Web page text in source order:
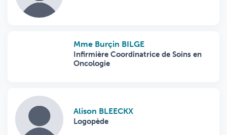
Mme Burçin BILGE
Infirmière Coordinatrice de Soins en
Oncologie
Alison BLEECKX
Logopède